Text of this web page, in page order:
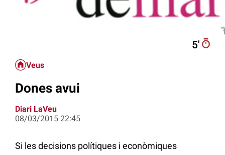
5′
Veus
Dones avui
Diari LaVeu
08/03/2015 22:45
Si les decisions polítiques i econòmiques